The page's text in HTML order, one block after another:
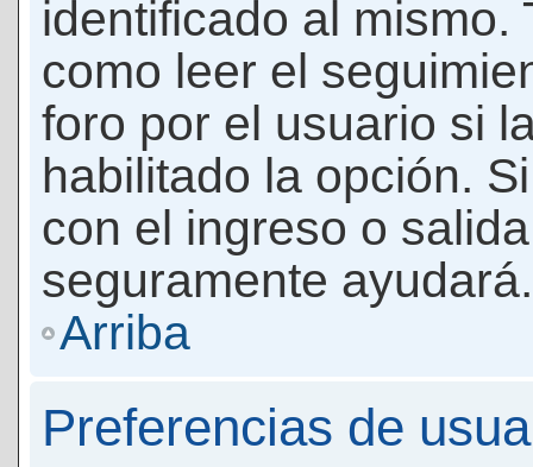
identificado al mismo.
como leer el
foro por el usuario si
habilitado la opción.
con el ingreso o
seguramente ayudará.
Arriba
Preferencias de